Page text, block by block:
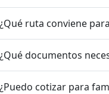
¿Qué ruta conviene
¿Qué documentos
¿Puedo cotizar para